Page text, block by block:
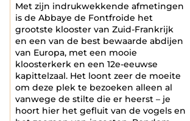
Met zijn indrukwekkende afmetingen
is de Abbaye de Fontfroide het
grootste klooster van Zuid-Frankrijk
en een van de best bewaarde abdijen
van Europa, met een mooie
kloosterkerk en een 12e-eeuwse
kapittelzaal. Het loont zeer de moeite
om deze plek te bezoeken alleen al
vanwege de stilte die er heerst – je
hoort hier het gefluit van de vogels en